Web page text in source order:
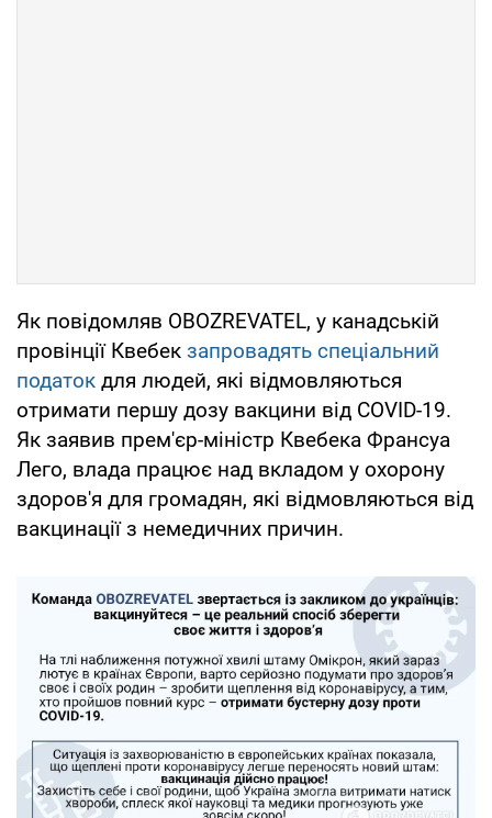
Як повідомляв OBOZREVATEL, у канадській
провінції Квебек запровадять спеціальний
податок для людей, які відмовляються
отримати першу дозу вакцини від COVID-19.
Як заявив прем'єр-міністр Квебека Франсуа
Лего, влада працює над вкладом у охорону
здоров'я для громадян, які відмовляються від
вакцинації з немедичних причин.